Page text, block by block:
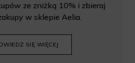
ze zniżką 10% i zbieraj
w sklepie Aelia.
SIĘ WIĘCEJ